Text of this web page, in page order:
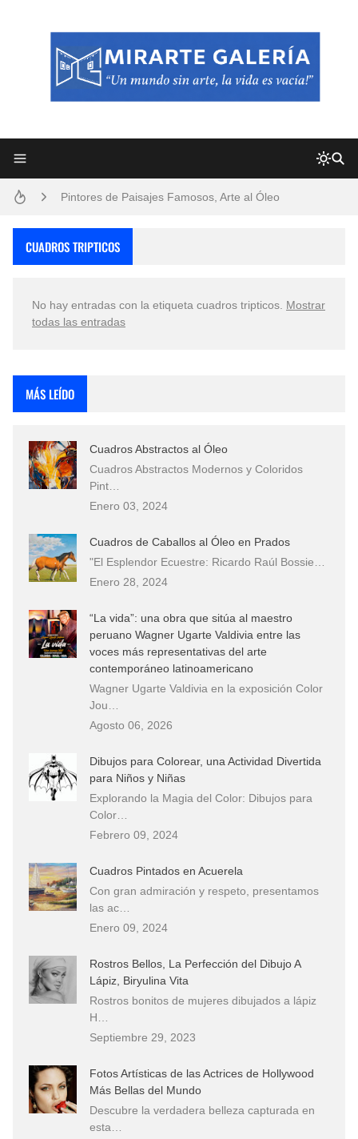
Pintores de Paisajes Famosos, Arte al Óleo
Que significan los cuadros de negras africanas?
El mundo del arte en pintura surrealista
CUADROS TRIPTICOS
No hay entradas con la etiqueta cuadros tripticos Mostrar
todas las entradas
MÁS LEÍDO
Cuadros Abstractos al Óleo
Cuadros Abstractos Modernos y Coloridos
Pint…
Enero 03, 2024
Cuadros de Caballos al Óleo en Prados
"El Esplendor Ecuestre: Ricardo Raúl Bossie…
Enero 28, 2024
“La vida”: una obra que sitúa al maestro
peruano Wagner Ugarte Valdivia entre las
voces más representativas del arte
contemporáneo latinoamericano
Wagner Ugarte Valdivia en la exposición Color
Jou…
Agosto 06, 2026
Dibujos para Colorear, una Actividad Divertida
para Niños y Niñas
Explorando la Magia del Color: Dibujos para
Color…
Febrero 09, 2024
Cuadros Pintados en Acuerela
Con gran admiración y respeto, presentamos
las ac…
Enero 09, 2024
Rostros Bellos, La Perfección del Dibujo A
Lápiz, Biryulina Vita
Rostros bonitos de mujeres dibujados a lápiz
H…
Septiembre 29, 2023
Fotos Artísticas de las Actrices de Hollywood
Más Bellas del Mundo
Descubre la verdadera belleza capturada en
esta…